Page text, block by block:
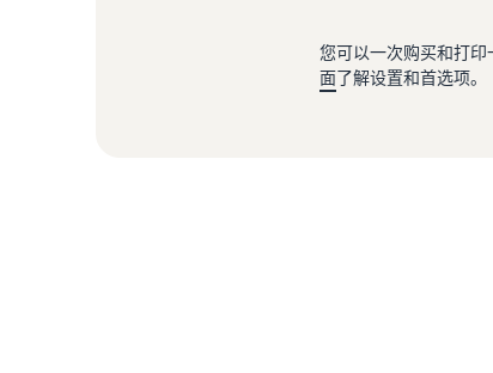
您可以一次购买和打
面了解设置和首选项。